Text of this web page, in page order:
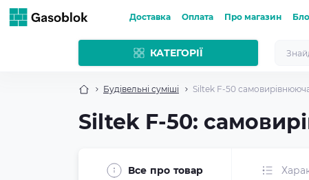
Доставка Оплата Про магазин
КАТЕГОРІЇ
Будівельні суміші Siltek F-50
Siltek F-50:
Все про товар